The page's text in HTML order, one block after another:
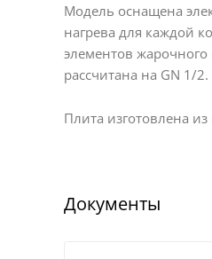
Модель оснащена
нагрева для каждой
элементов
рассчитана на GN 1/2.
Плита изготовлена
Документы